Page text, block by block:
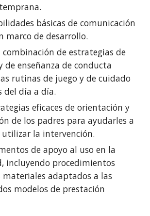
básicas de comunicación
marco de desarrollo.
de estrategias de
de enseñanza de conducta
rutinas de juego y de cuidado
del día a día.
eficaces de orientación y
de los padres para ayudarles a
utilizar la intervención.
de apoyo al uso en la
incluyendo procedimientos
materiales adaptados a las
modelos de prestación